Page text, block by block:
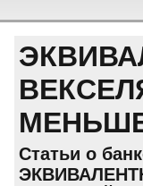
Статьи о